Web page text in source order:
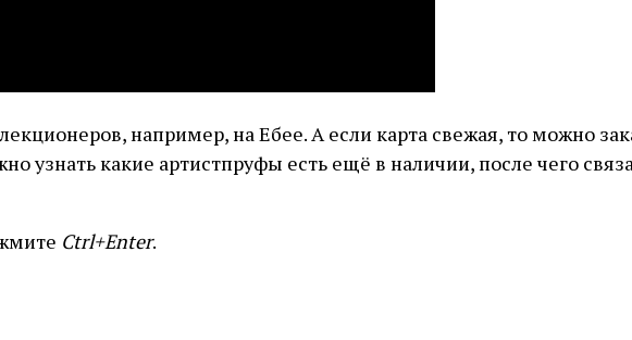
например, на Ебее. А если карта свежая, то можно
узнать какие артистпруфы есть ещё в наличии, после чего
Ctrl+Enter.